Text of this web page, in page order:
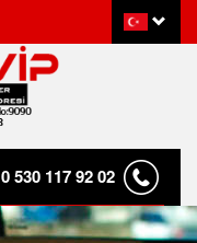
0 530 117 92 02